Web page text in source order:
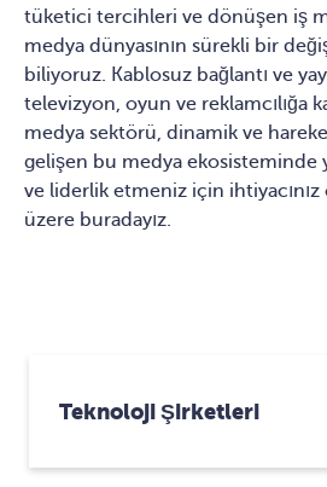
tüketici tercihleri ve dönüşen iş
medya dünyasının sürekli bir
biliyoruz. Kablosuz bağlantı ve
televizyon, oyun ve reklamcılığa
medya sektörü, dinamik ve
gelişen bu medya ekosisteminde
ve liderlik etmeniz için
üzere buradayız.
Teknoloji Şirketleri